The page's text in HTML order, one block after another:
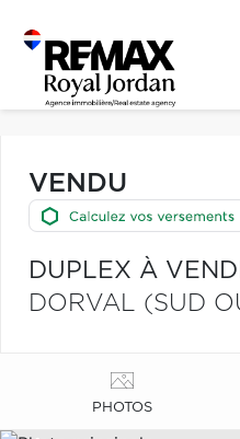
VENDU
DUPLEX À
DORVAL (SUD
PHOTOS